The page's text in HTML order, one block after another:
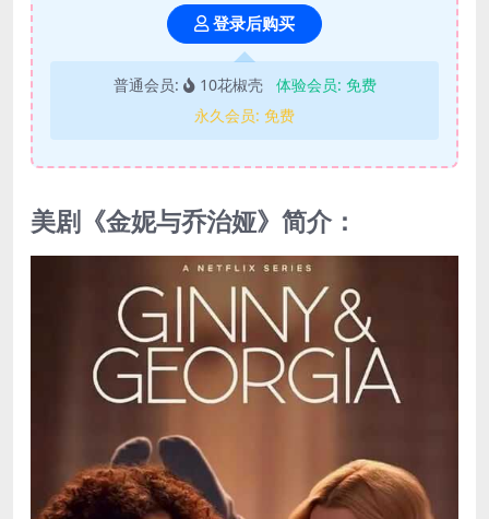
登录后购买
普通会员: 10花椒壳 体验会员: 免费
永久会员: 免费
美剧《金妮与乔治娅》简介：